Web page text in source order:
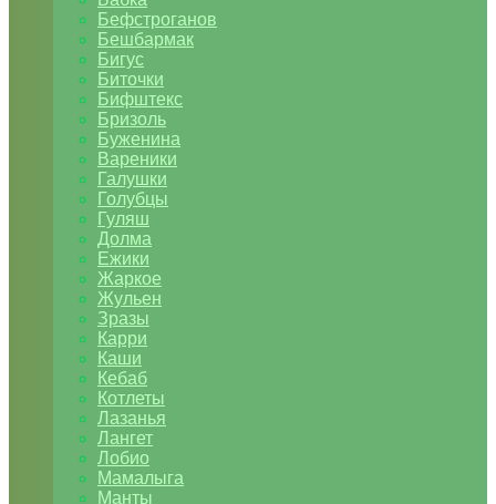
Бефстроганов
Бешбармак
Бигус
Биточки
Бифштекс
Бризоль
Буженина
Вареники
Галушки
Голубцы
Гуляш
Долма
Ежики
Жаркое
Жульен
Зразы
Карри
Каши
Кебаб
Котлеты
Лазанья
Лангет
Лобио
Мамалыга
Манты